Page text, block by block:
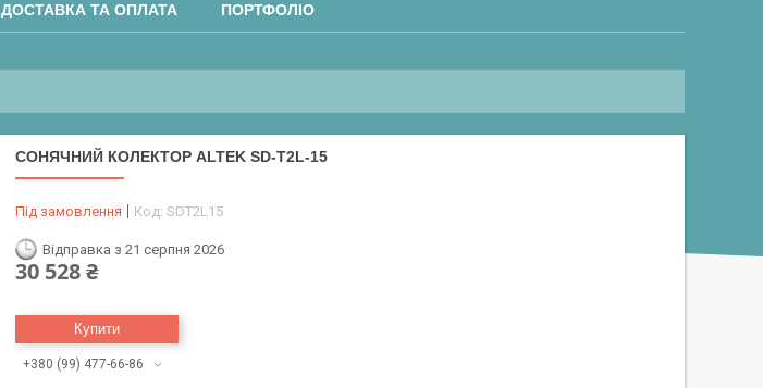
ДОСТАВКА ТА ОПЛАТА ПОРТФОЛІО
СОНЯЧНИЙ КОЛЕКТОР ALTEK SD-T2L-15
Під замовлення Код: SDT2L15
Відправка з 21 серпня 2026
30 528 ₴
Купити
+380 (99) 477-66-86